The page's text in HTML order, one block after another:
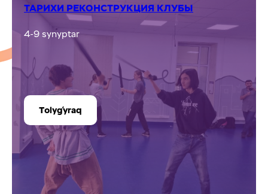
ТАРИХИ РЕКОНСТРУКЦИЯ КЛУБЫ
4-9 synyptar
Tolyǵyraq